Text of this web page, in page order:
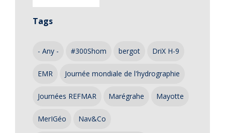
Tags
- Any - #300Shom bergot DriX H-9
EMR Journée mondiale de l'hydrographie
Journées REFMAR Marégrahe Mayotte
MerIGéo Nav&Co